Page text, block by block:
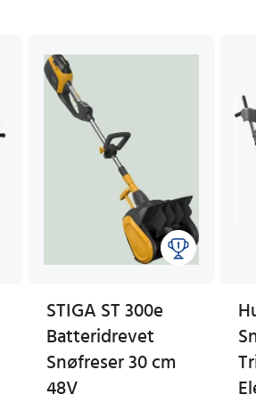
STIGA ST 300e
Batteridrevet
Snøfreser 30 cm
48V